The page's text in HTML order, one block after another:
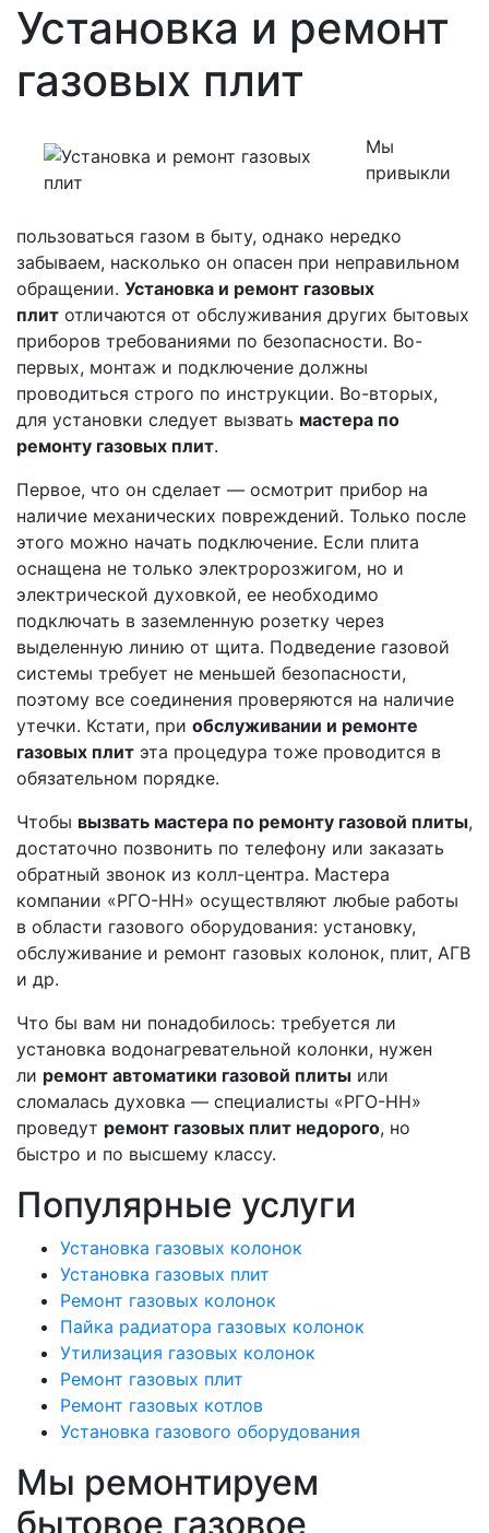
Установка и ремонт
газовых плит
Мы
привыкли
пользоваться газом в быту, однако нередко
забываем, насколько он опасен при неправильном
обращении. Установка и ремонт газовых
плит отличаются от обслуживания других бытовых
приборов требованиями по безопасности. Во-
первых, монтаж и подключение должны
проводиться строго по инструкции. Во-вторых,
для установки следует вызвать мастера по
ремонту газовых плит.
Первое, что он сделает — осмотрит прибор на
наличие механических повреждений. Только после
этого можно начать подключение. Если плита
оснащена не только электророзжигом, но и
электрической духовкой, ее необходимо
подключать в заземленную розетку через
выделенную линию от щита. Подведение газовой
системы требует не меньшей безопасности,
поэтому все соединения проверяются на наличие
утечки. Кстати, при обслуживании и ремонте
газовых плит эта процедура тоже проводится в
обязательном порядке.
Чтобы вызвать мастера по ремонту газовой плиты,
достаточно позвонить по телефону или заказать
обратный звонок из колл-центра. Мастера
компании «РГО-НН» осуществляют любые работы
в области газового оборудования: установку,
обслуживание и ремонт газовых колонок, плит, АГВ
и др.
Что бы вам ни понадобилось: требуется ли
установка водонагревательной колонки, нужен
ли ремонт автоматики газовой плиты или
сломалась духовка — специалисты «РГО-НН»
проведут ремонт газовых плит недорого, но
быстро и по высшему классу.
Популярные услуги
Установка газовых колонок
Установка газовых плит
Ремонт газовых колонок
Пайка радиатора газовых колонок
Утилизация газовых колонок
Ремонт газовых плит
Ремонт газовых котлов
Установка газового оборудования
Мы ремонтируем
бытовое газовое